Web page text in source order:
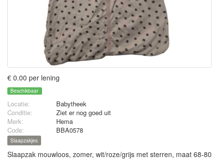
€ 0.00 per lening
Beschikbaar
Locatie:
Babytheek
Conditie:
Ziet er nog goed uit
Merk:
Hema
Code:
BBA0578
Slaapzakjes
Slaapzak mouwloos, zomer, wit/roze/grijs met sterren, maat 68-80